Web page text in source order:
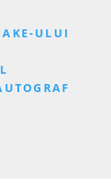
ULUI